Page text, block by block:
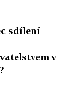
sdílení
v